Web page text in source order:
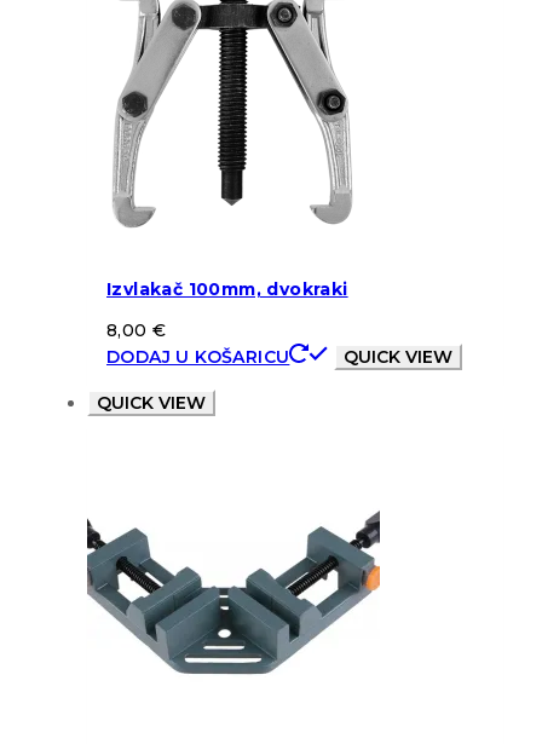
Izvlakač 100mm, dvokraki
8,00 €
DODAJ U KOŠARICU
QUICK VIEW
QUICK VIEW